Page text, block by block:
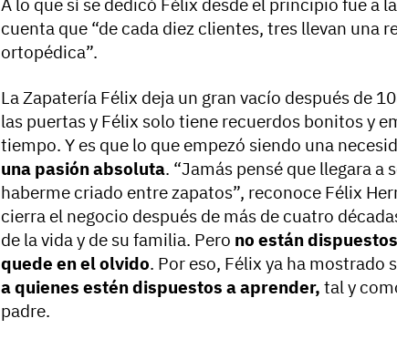
A lo que sí se dedicó Félix desde el principio fue a
cuenta que “de cada diez clientes, tres llevan una
ortopédica”.
La Zapatería Félix deja un gran vacío después de
las puertas y Félix solo tiene recuerdos bonitos y
tiempo. Y es que lo que empezó siendo una
una pasión absoluta. “Jamás pensé que llegara a
haberme criado entre zapatos”, reconoce Félix
cierra el negocio después de más de cuatro
de la vida y de su familia. Pero no están
quede en el olvido. Por eso, Félix ya ha mostrado
a quienes estén dispuestos a aprender, tal y
padre.